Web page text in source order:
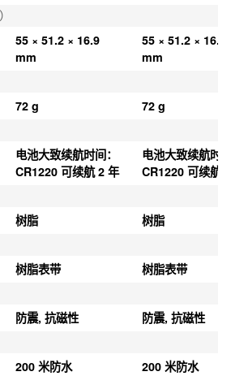
55 × 51.2 × 16.9
mm
55 × 51.2 × 16.9
mm
72 g
72 g
电池大致续航时间：
CR1220 可续航 2 年
电池大致续航时
CR1220 可续航
树脂
树脂
树脂表带
树脂表带
防震, 抗磁性
防震, 抗磁性
200 米防水
200 米防水